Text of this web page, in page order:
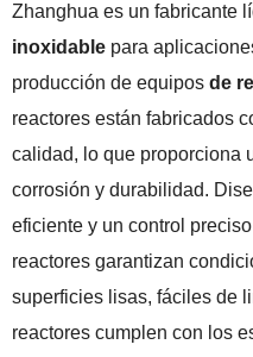
Zhanghua es un fabricante
inoxidable para
producción de equipos de
reactores están fabricados
calidad, lo que proporciona
corrosión y durabilidad.
eficiente y un control
reactores garantizan
superficies lisas, fáciles de
reactores cumplen con los